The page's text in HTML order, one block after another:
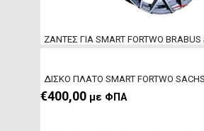
ΖΑΝΤΕΣ ΓΙΑ SMART FORTWO
ΔΙΣΚΟ ΠΛΑΤΟ SMART FORTWO
€400,00 με ΦΠΑ